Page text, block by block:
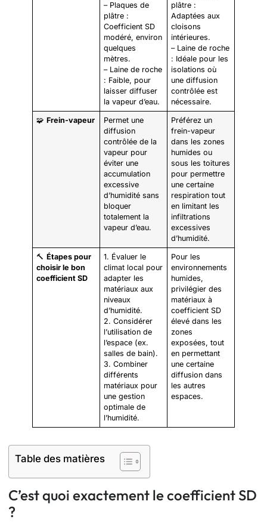
– Plaques de
plâtre :
Coefficient SD
modéré, environ
quelques
mètres.
– Laine de roche
: Faible, pour
laisser diffuser
la vapeur d’eau.
plâtre :
Adaptées aux
cloisons
intérieures.
– Laine de roche
: Idéale pour les
isolations où
une diffusion
contrôlée est
nécessaire.
🧩Frein-vapeur
Permet une
diffusion
contrôlée de la
vapeur pour
éviter une
accumulation
excessive
d’humidité sans
bloquer
totalement la
vapeur d’eau.
Préférez un
frein-vapeur
dans les zones
humides ou
sous les toitures
pour permettre
une certaine
respiration tout
en limitant les
infiltrations
excessives
d’humidité.
🔨Étapes pour
choisir le bon
coefficient SD
1. Évaluer le
climat local pour
adapter les
matériaux aux
niveaux
d’humidité.
2. Considérer
l’utilisation de
l’espace (ex.
salles de bain).
3. Combiner
différents
matériaux pour
une gestion
optimale de
l’humidité.
Pour les
environnements
humides,
privilégier des
matériaux à
coefficient SD
élevé dans les
zones
exposées, tout
en permettant
une certaine
diffusion dans
les autres
espaces.
Table des matières
C’est quoi exactement le coefficient SD
?